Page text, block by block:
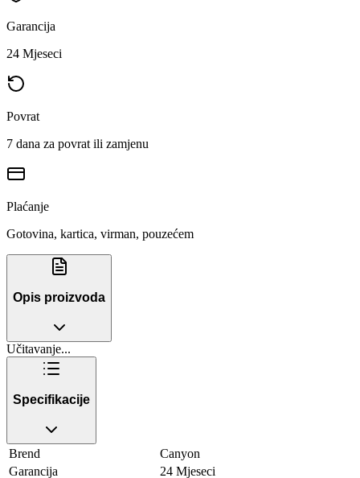
Garancija
24 Mjeseci
Povrat
7 dana za povrat ili zamjenu
Plaćanje
Gotovina, kartica, virman, pouzećem
Opis proizvoda
Učitavanje...
Specifikacije
Brend
Canyon
Garancija
24 Mjeseci